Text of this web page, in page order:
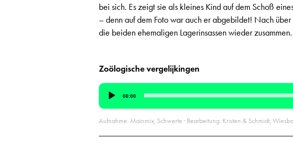
bei sich. Es zeigt sie als kleines Kind auf dem Schoß
– denn auf dem Foto war auch er abgebildet! Nach
die beiden ehemaligen Lagerinsassen wieder zusammen.
Zoölogische vergelijkingen
Audio-
Player
00:00
Aufnahme: Mainmix, Schwerte · Bearbeitung: Kristen & Schmidt,